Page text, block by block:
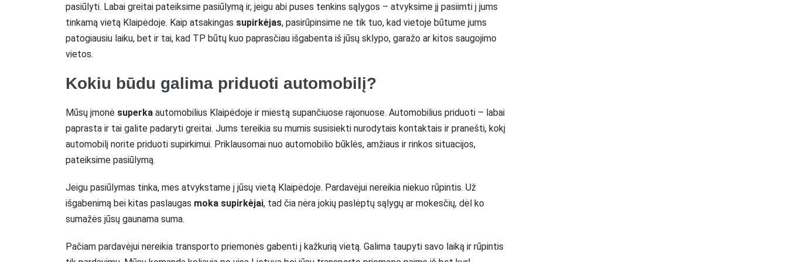
pasiūlyti. Labai greitai pateiksime pasiūlymą ir, jeigu abi puses tenkins sąlygos – atvyksime jį pasiimti į jums
tinkamą vietą Klaipėdoje. Kaip atsakingas supirkėjas, pasirūpinsime ne tik tuo, kad vietoje būtume jums
patogiausiu laiku, bet ir tai, kad TP būtų kuo paprasčiau išgabenta iš jūsų sklypo, garažo ar kitos saugojimo
vietos.
Kokiu būdu galima priduoti automobilį?
Mūsų įmonė superka automobilius Klaipėdoje ir miestą supančiuose rajonuose. Automobilius priduoti – labai
paprasta ir tai galite padaryti greitai. Jums tereikia su mumis susisiekti nurodytais kontaktais ir pranešti, kokį
automobilį norite priduoti supirkimui. Priklausomai nuo automobilio būklės, amžiaus ir rinkos situacijos,
pateiksime pasiūlymą.
Jeigu pasiūlymas tinka, mes atvykstame į jūsų vietą Klaipėdoje. Pardavėjui nereikia niekuo rūpintis. Už
išgabenimą bei kitas paslaugas moka supirkėjai, tad čia nėra jokių paslėptų sąlygų ar mokesčių, dėl ko
sumažės jūsų gaunama suma.
Pačiam pardavėjui nereikia transporto priemonės gabenti į kažkurią vietą. Galima taupyti savo laiką ir rūpintis